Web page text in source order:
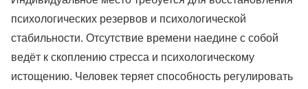
психологических резервов и психологической
стабильности. Отсутствие времени наедине с собой
ведёт к скоплению стресса и психологическому
истощению. Человек теряет способность регулировать